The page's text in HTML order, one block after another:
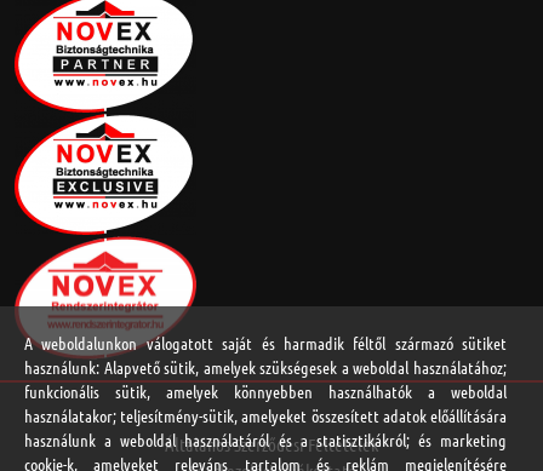
Általános Szerződési Feltételek
A weboldalunkon válogatott saját és harmadik féltől származó sütiket
használunk: Alapvető sütik, amelyek szükségesek a weboldal használatához;
funkcionális sütik, amelyek könnyebben használhatók a weboldal
használatakor; teljesítmény-sütik, amelyeket összesített adatok előállítására
használunk a weboldal használatáról és a statisztikákról; és marketing
cookie-k, amelyeket releváns tartalom és reklám megjelenítésére